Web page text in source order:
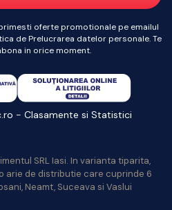
oferte promotionale pe emailul
de Prelucrarea datelor personale. Te
in orice moment.
SRL Iasi. In varianta tiparita,
arie de distributie care cuprinde 6
Neamt, Suceava si Vaslui